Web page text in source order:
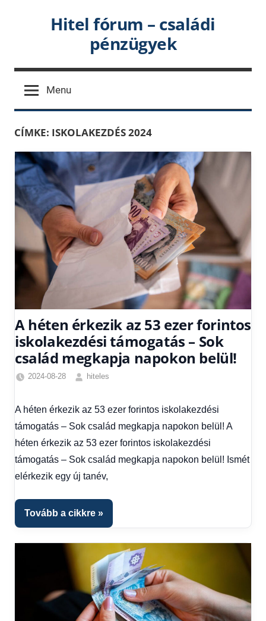
Hitel fórum – családi
pénzügyek
Menu
CÍMKE: ISKOLAKEZDÉS 2024
A héten érkezik az 53 ezer forintos
iskolakezdési támogatás – Sok
család megkapja napokon belül!
2024-08-28
hiteles
Hírek ,
Hírek
1
kézből
A héten érkezik az 53 ezer forintos iskolakezdési
támogatás – Sok család megkapja napokon belül! A
héten érkezik az 53 ezer forintos iskolakezdési
támogatás – Sok család megkapja napokon belül! Ismét
elérkezik egy új tanév,
Tovább a cikkre